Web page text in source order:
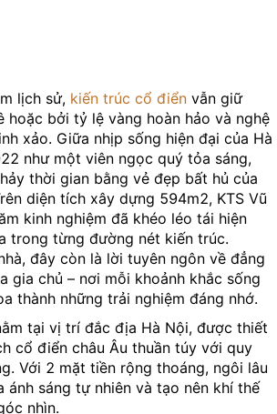
lịch sử, kiến trúc cổ điển vẫn giữ
hoặc bởi tỷ lệ vàng hoàn hảo và nghệ
xảo. Giữa nhịp sống hiện đại của Hà
như một viên ngọc quý tỏa sáng,
thời gian bằng vẻ đẹp bất hủ của
diện tích xây dựng 594m2, KTS Vũ
kinh nghiệm đã khéo léo tái hiện
trong từng đường nét kiến trúc.
đây còn là lời tuyên ngôn về đẳng
gia chủ – nơi mỗi khoảnh khắc sống
thành những trải nghiệm đáng nhớ.
tại vị trí đắc địa Hà Nội, được thiết
cổ điển châu Âu thuần túy với quy
Với 2 mặt tiền rộng thoáng, ngôi lâu
ánh sáng tự nhiên và tạo nên khí thế
nhìn.